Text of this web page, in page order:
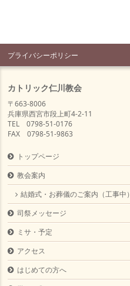
プライバシーポリシー
カトリック仁川教会
〒663-8006
兵庫県西宮市段上町4-2-11
TEL 0798-51-0176
FAX 0798-51-9863
トップページ
教会案内
結婚式・お葬儀のご案内（工事中）
司祭メッセージ
ミサ・予定
アクセス
はじめての方へ